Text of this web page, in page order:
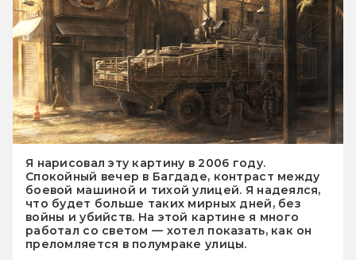
Я нарисовал эту картину в 2006 году.
Спокойный вечер в Багдаде, контраст между
боевой машиной и тихой улицей. Я надеялся,
что будет больше таких мирных дней, без
войны и убийств. На этой картине я много
работал со светом — хотел показать, как он
преломляется в полумраке улицы.